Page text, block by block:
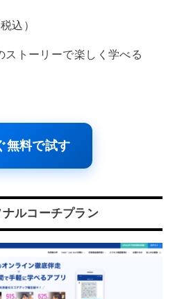
込）
ストーリーで楽しく学べる
無料で試す
ルコーチプラン